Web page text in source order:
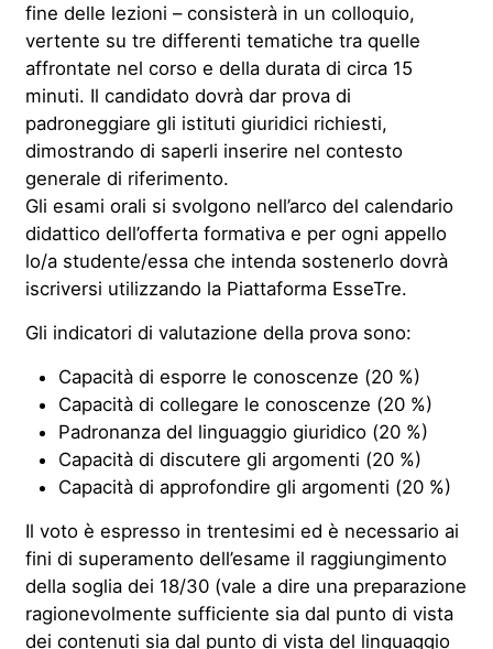
fine delle lezioni – consisterà in un colloquio,
vertente su tre differenti tematiche tra quelle
affrontate nel corso e della durata di circa 15
minuti. Il candidato dovrà dar prova di
padroneggiare gli istituti giuridici richiesti,
dimostrando di saperli inserire nel contesto
generale di riferimento.
Gli esami orali si svolgono nell’arco del calendario
didattico dell’offerta formativa e per ogni appello
lo/a studente/essa che intenda sostenerlo dovrà
iscriversi utilizzando la Piattaforma EsseTre.
Gli indicatori di valutazione della prova sono:
Capacità di esporre le conoscenze (20 %)
Capacità di collegare le conoscenze (20 %)
Padronanza del linguaggio giuridico (20 %)
Capacità di discutere gli argomenti (20 %)
Capacità di approfondire gli argomenti (20 %)
Il voto è espresso in trentesimi ed è necessario ai
fini di superamento dell’esame il raggiungimento
della soglia dei 18/30 (vale a dire una preparazione
ragionevolmente sufficiente sia dal punto di vista
dei contenuti sia dal punto di vista del linguaggio